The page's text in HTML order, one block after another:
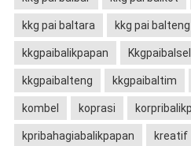
kkg pai baltara kkg pai balteng
kkgpaibalikpapan Kkgpaibalsel
kkgpaibalteng kkgpaibaltim
kombel koprasi
kpribahagiabalikpapan kreatif